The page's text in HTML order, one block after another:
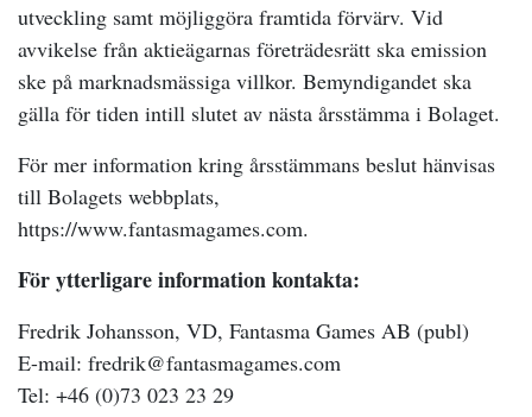
utveckling samt möjliggöra framtida förvärv. Vid
avvikelse från aktieägarnas företrädesrätt ska emission
ske på marknadsmässiga villkor. Bemyndigandet ska
gälla för tiden intill slutet av nästa årsstämma i Bolaget.
För mer information kring årsstämmans beslut hänvisas
till Bolagets webbplats,
https://www.fantasmagames.com.
För ytterligare information kontakta:
Fredrik Johansson, VD, Fantasma Games AB (publ)
E-mail: fredrik@fantasmagames.com
Tel: +46 (0)73 023 23 29